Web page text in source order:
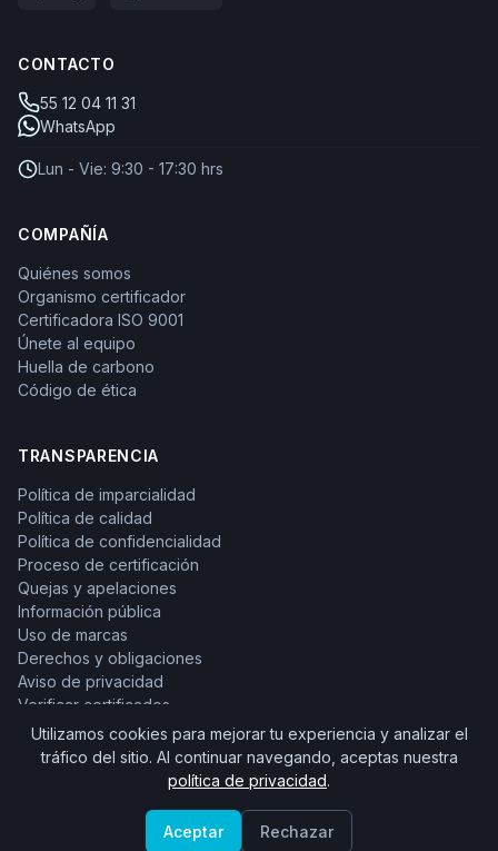
CONTACTO
55 12 04 11 31
WhatsApp
Lun - Vie: 9:30 - 17:30 hrs
COMPAÑÍA
Quiénes somos
Organismo certificador
Certificadora ISO 9001
Únete al equipo
Huella de carbono
Código de ética
TRANSPARENCIA
Política de imparcialidad
Política de calidad
Política de confidencialidad
Proceso de certificación
Quejas y apelaciones
Información pública
Uso de marcas
Derechos y obligaciones
Aviso de privacidad
Verificar certificados
© 2026 ONCE México. Todos los derechos reservados.
Organismo de certificación acreditado.
Utilizamos cookies para mejorar tu experiencia y analizar el
tráfico del sitio. Al continuar navegando, aceptas nuestra
política de privacidad.
Aceptar Rechazar